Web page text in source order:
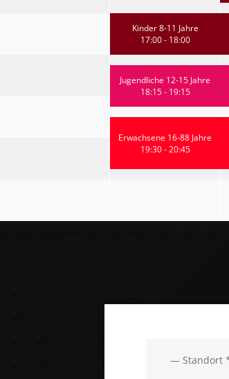
Kinder 8-11 Jahre
17:00 - 18:00
Jugendliche 12-15 Jahre
18:15 - 19:15
Erwachsene 16-88 Jahre
19:30 - 20:45